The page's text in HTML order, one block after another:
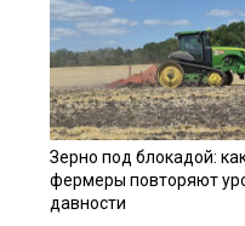
Зерно под блокадой:
фермеры повторяют
давности